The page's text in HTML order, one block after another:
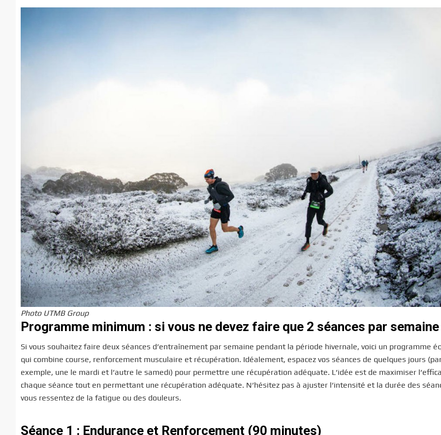
Photo UTMB Group
Programme minimum : si vous ne devez faire que 2 séances par semaine
Si vous souhaitez faire deux séances d’entraînement par semaine pendant la période hivernale, voici un programme
qui combine course, renforcement musculaire et récupération. Idéalement, espacez vos séances de quelques jours
exemple, une le mardi et l’autre le samedi) pour permettre une récupération adéquate. L’idée est de maximiser
chaque séance tout en permettant une récupération adéquate. N’hésitez pas à ajuster l’intensité et la durée des
vous ressentez de la fatigue ou des douleurs.
Séance 1 : Endurance et Renforcement (90 minutes)